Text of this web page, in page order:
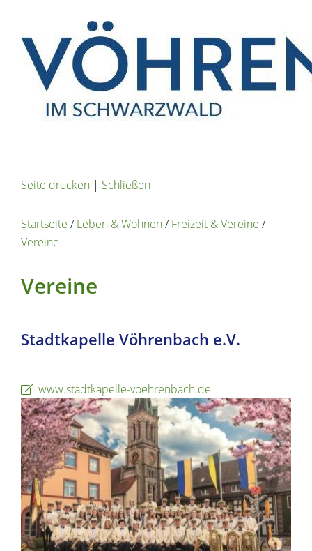
Seite drucken | Schließen
Startseite /Leben & Wohnen/Freizeit & Vereine /
Vereine
Vereine
Stadtkapelle Vöhrenbach e.V.
www.stadtkapelle-voehrenbach.de